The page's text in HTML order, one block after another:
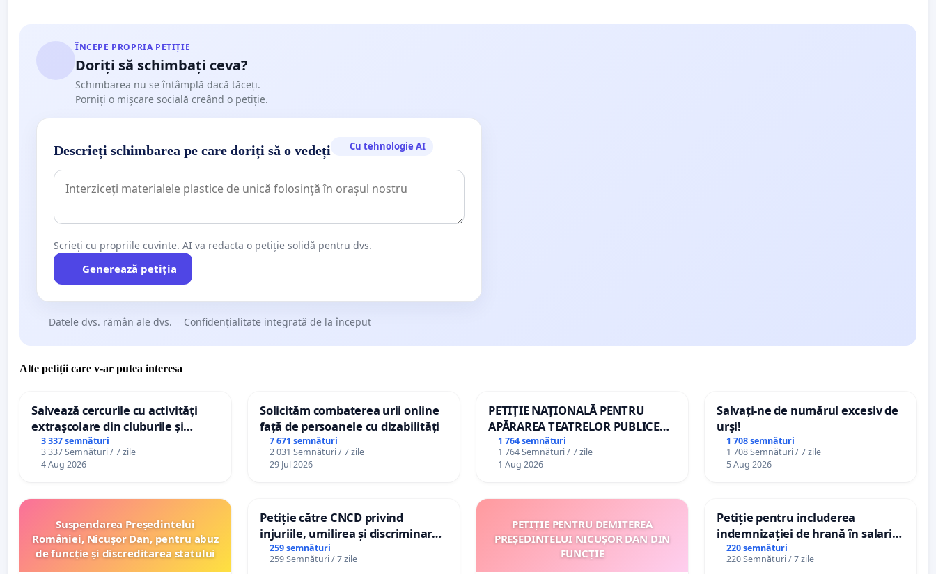
ÎNCEPE PROPRIA PETIȚIE
Doriți să schimbați ceva?
Schimbarea nu se întâmplă dacă tăceți.
Porniți o mișcare socială creând o petiție.
Descrieți schimbarea pe care doriți să o vedeți Cu tehnologie AI
Scrieți cu propriile cuvinte. AI va redacta o petiție solidă pentru dvs.
Generează petiția
Datele dvs. rămân ale dvs. Confidențialitate integrată de la început
Alte petiții care v-ar putea interesa
Salvează cercurile cu activități
extrașcolare din cluburile și
palatele copiilor
3 337 semnături
3 337 Semnături / 7 zile
4 Aug 2026
Solicităm combaterea urii online
față de persoanele cu dizabilități
7 671 semnături
2 031 Semnături / 7 zile
29 Jul 2026
PETIȚIE NAȚIONALĂ PENTRU
APĂRAREA TEATRELOR PUBLICE
DE REPERTORIU DIN ROMÂNIA
1 764 semnături
1 764 Semnături / 7 zile
1 Aug 2026
Salvați-ne de numărul excesiv de
urși!
1 708 semnături
1 708 Semnături / 7 zile
5 Aug 2026
Suspendarea Președintelui
României, Nicușor Dan, pentru abuz
de funcție și discreditarea statului
Petiție către CNCD privind
injuriile, umilirea și discriminarea
persoanelor cu dizabilități de
către utilizatorul TikTok „Gorici”
259 semnături
259 Semnături / 7 zile
PETIȚIE PENTRU DEMITEREA
PREȘEDINTELUI NICUȘOR DAN DIN
FUNCȚIE
Petiție pentru includerea
indemnizației de hrană în salariul
de bază și protejarea gradațiilor
de vechime pentru asistenții
220 semnături
220 Semnături / 7 zile